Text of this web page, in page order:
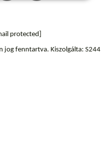
protected]
jog fenntartva. Kiszolgálta: S244